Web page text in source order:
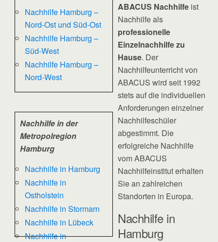
Nachhilfe Hamburg –
Nord-Ost und Süd-Ost
Nachhilfe Hamburg –
Süd-West
Nachhilfe Hamburg –
Nord-West
Nachhilfe in der
Metropolregion
Hamburg
Nachhilfe in Hamburg
Nachhilfe in
Ostholstein
Nachhilfe in Stormarn
Nachhilfe in Lübeck
Nachhilfe in
ABACUS Nachhilfe ist
Nachhilfe als
professionelle
Einzelnachhilfe zu
Hause. Der
Nachhilfeunterricht von
ABACUS wird seit 1992
stets auf die individuellen
Anforderungen einzelner
Nachhilfeschüler
abgestimmt. Die
erfolgreiche Nachhilfe
vom ABACUS
Nachhilfeinstitut erhalten
Sie an zahlreichen
Standorten in Europa.
Nachhilfe in
Hamburg